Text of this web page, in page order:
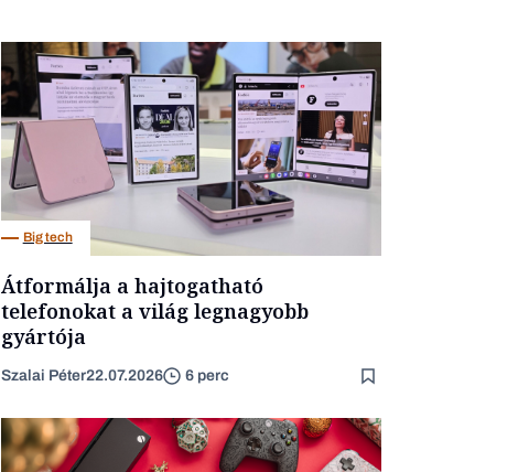
Big tech
Átformálja a hajtogatható
telefonokat a világ legnagyobb
gyártója
Szalai Péter22.07.2026 6 perc